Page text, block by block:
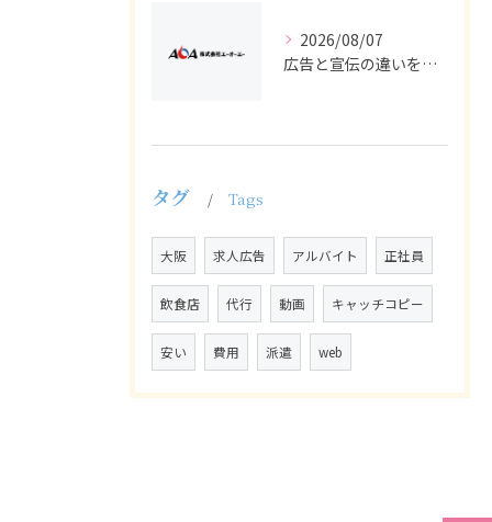
2026/08/07
広告と宣伝の違いを押さえた採用求人戦略とバイト正社員獲得の実務ポイント
タグ Tags
大阪 求人広告 アルバイト 正社員
飲食店 代行 動画 キャッチコピー
安い 費用 派遣 web